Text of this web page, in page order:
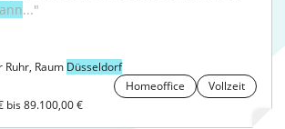
..."
Raum Düsseldorf
Homeoffice
Vollzeit
bis 89.100,00 €